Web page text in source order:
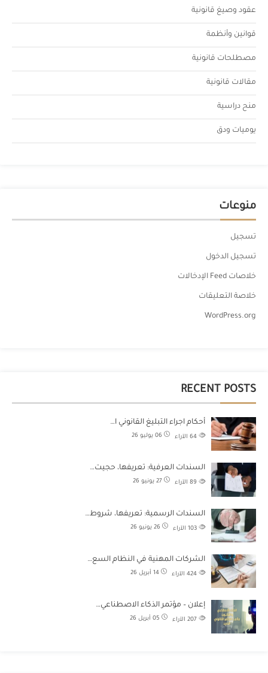
عقود وصيغ قانونية
قوانين وأنظمة
مصطلحات قانونية
مقالات قانونية
منح دراسية
يوميات ودق
منوعات
تسجيل
تسجيل الدخول
خلاصات Feed الإدخالات
خلاصة التعليقات
WordPress.org
RECENT POSTS
أحكام اجراء التبليغ القانوني ا…
06 يوليو 26 الآراء
السندات العرفية: تعريفها، حجيت…
27 يونيو 26 الآراء
السندات الرسمية: تعريفها، شروط…
26 يونيو 26 الآراء
الشركات المهنية في النظام السع…
14 أبريل 26 الآراء
إعلان – مؤتمر الذكاء الاصطناعي…
05 أبريل 26 الآراء